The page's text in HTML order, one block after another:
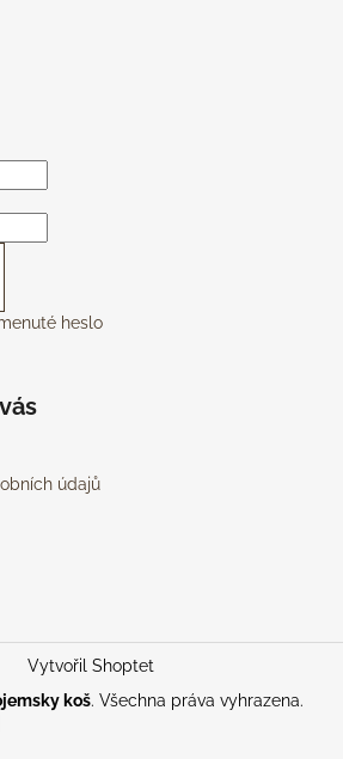
heslo
údajů
Vytvořil Shoptet
koš. Všechna práva vyhrazena.